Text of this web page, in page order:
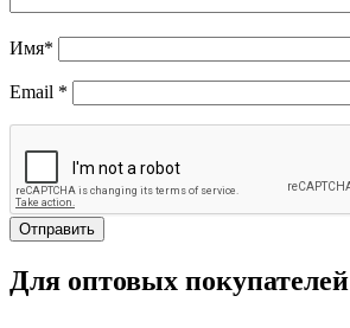
Имя*
Email *
Для оптовых покупателей